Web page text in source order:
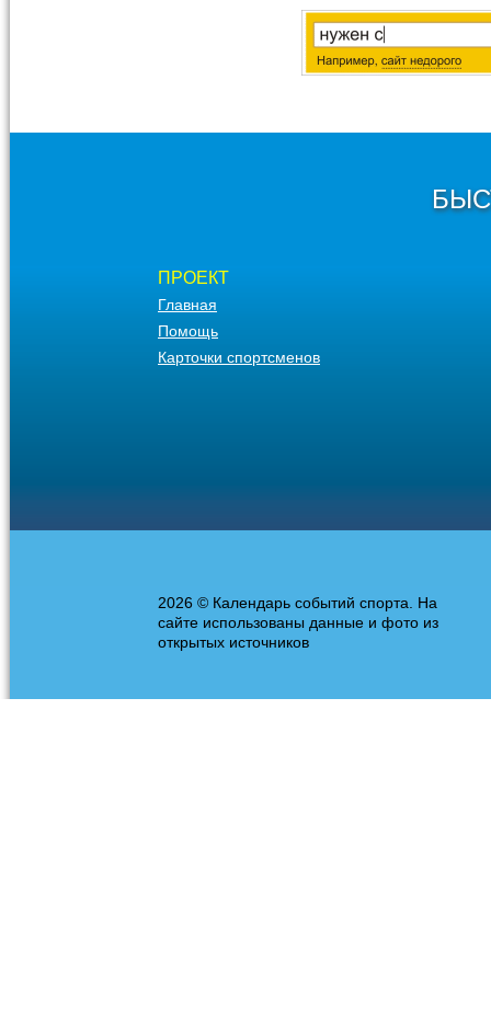
ПРОЕКТ
Главная
Помощь
Карточки спортсменов
2026 © Календарь событий спорта. На
сайте использованы данные и фото из
открытых источников